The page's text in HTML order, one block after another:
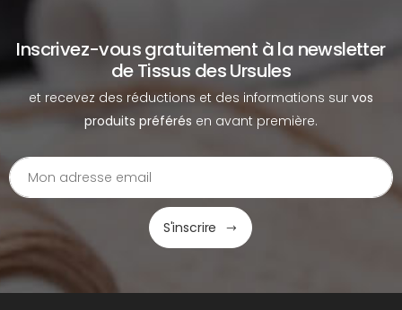
Inscrivez-vous gratuitement à la newsletter
de Tissus des Ursules
et recevez des réductions et des informations sur vos
produits préférés en avant première.
S'inscrire